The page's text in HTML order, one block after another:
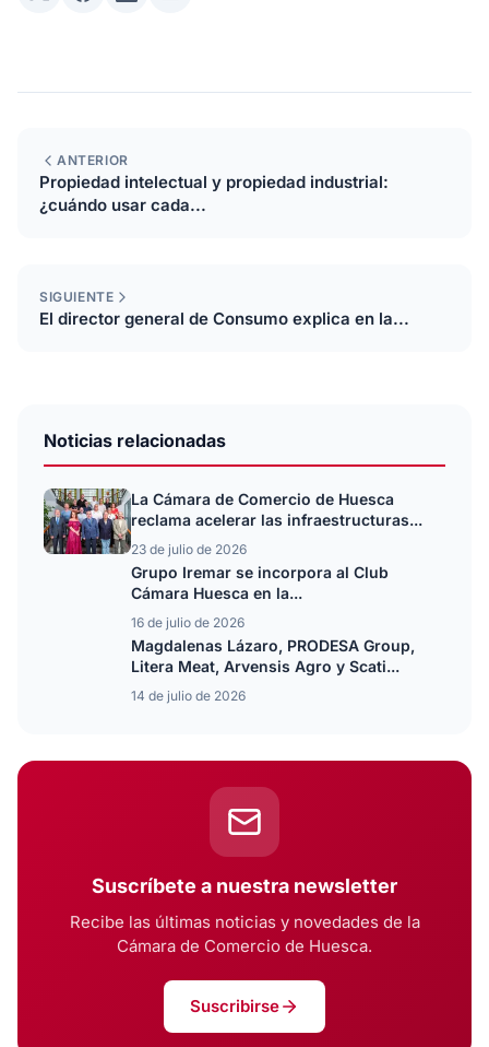
ANTERIOR
Propiedad intelectual y propiedad industrial:
¿cuándo usar cada...
SIGUIENTE
El director general de Consumo explica en la...
Noticias relacionadas
La Cámara de Comercio de Huesca
reclama acelerar las infraestructuras...
23 de julio de 2026
Grupo Iremar se incorpora al Club
Cámara Huesca en la...
16 de julio de 2026
Magdalenas Lázaro, PRODESA Group,
Litera Meat, Arvensis Agro y Scati...
14 de julio de 2026
Suscríbete a nuestra newsletter
Recibe las últimas noticias y novedades de la
Cámara de Comercio de Huesca.
Suscribirse